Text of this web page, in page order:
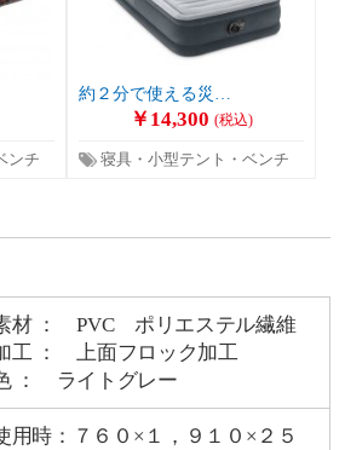
ンチ
約２分で使える災…
￥14,300(税込)
寝具・小型テント・ベンチ
材 ： PVC ポリエステル繊維
工 ： 上面フロック加工
： ライトグレー
用時：７６０×１，９１０×２５